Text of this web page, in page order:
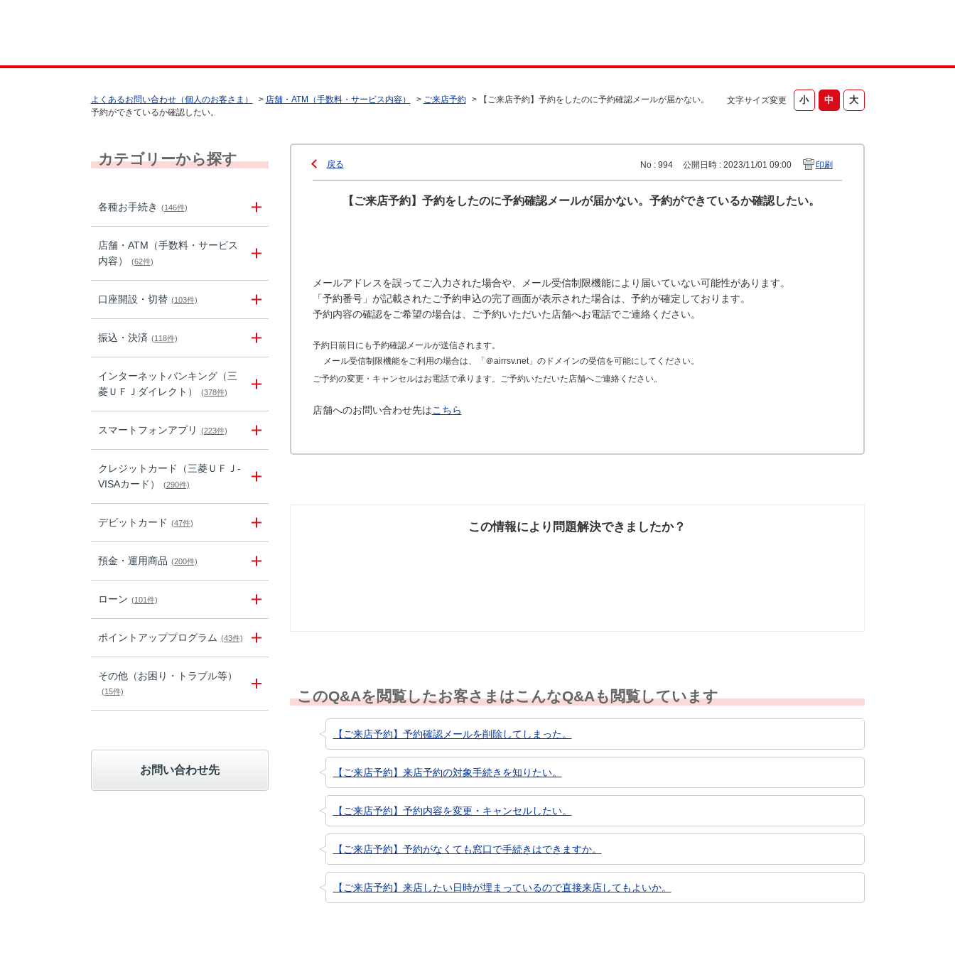
文字サイズ変更
よくあるお問い合わせ（個人のお客さま） > 店舗・ATM（手数料・サービス内容） > ご来店予約 >
【ご来店予約】予約をしたのに予約確認メールが届かない。
予約ができているか確認したい。
カテゴリーから探す
各種お手続き (146件)
店舗・ATM（手数料・サービス
内容）
(62件)
口座開設・切替 (103件)
振込・決済 (118件)
インターネットバンキング（三
菱ＵＦＪダイレクト）
(378件)
スマートフォンアプリ (223件)
クレジットカード（三菱ＵＦＪ-
VISAカード）
(290件)
デビットカード (47件)
預金・運用商品 (200件)
ローン (101件)
ポイントアッププログラム (43件)
その他（お困り・トラブル等）
(15件)
お問い合わせ先
戻る No : 994 公開日時 : 2023/11/01 09:00 印刷
【ご来店予約】予約をしたのに予約確認メールが届かない。予約ができているか確認したい。
メールアドレスを誤ってご入力された場合や、メール受信制限機能により届いていない可能性があります。
「予約番号」が記載されたご予約申込の完了画面が表示された場合は、予約が確定しております。
予約内容の確認をご希望の場合は、ご予約いただいた店舗へお電話でご連絡ください。
予約日前日にも予約確認メールが送信されます。
メール受信制限機能をご利用の場合は、「＠airrsv.net」のドメインの受信を可能にしてください。
ご予約の変更・キャンセルはお電話で承ります。ご予約いただいた店舗へご連絡ください。
店舗へのお問い合わせ先はこちら
この情報により問題解決できましたか？
このQ&Aを閲覧したお客さまはこんなQ&Aも閲覧しています
【ご来店予約】予約確認メールを削除してしまった。
【ご来店予約】来店予約の対象手続きを知りたい。
【ご来店予約】予約内容を変更・キャンセルしたい。
【ご来店予約】予約がなくても窓口で手続きはできますか。
【ご来店予約】来店したい日時が埋まっているので直接来店してもよいか。